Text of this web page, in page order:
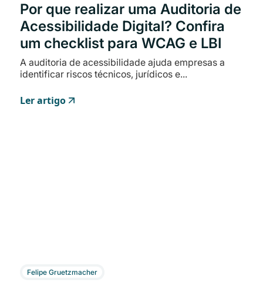
Por que realizar uma Auditoria de
Acessibilidade Digital? Confira
um checklist para WCAG e LBI
A auditoria de acessibilidade ajuda empresas a
identificar riscos técnicos, jurídicos e...
Ler artigo
Felipe Gruetzmacher